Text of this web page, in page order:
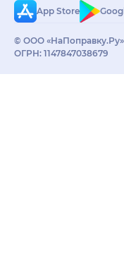
App Store
© ООО
ОГРН: 1147847038679